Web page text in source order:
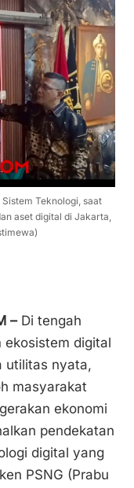
Teknologi, saat
aset digital di Jakarta,
– Di tengah
ekosistem digital
utilitas nyata,
masyarakat
ekonomi
pendekatan
digital yang
PSNG (Prabu